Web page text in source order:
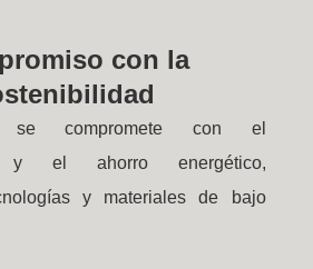
con la
se compromete con el
y el ahorro energético,
y materiales de bajo